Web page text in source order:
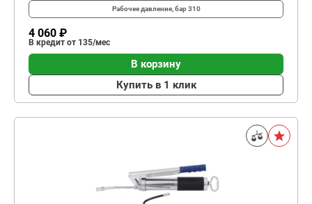
Рабочее давление, бар310
4 060 ₽
В кредит от 135/мес
В корзину
Купить в 1 клик